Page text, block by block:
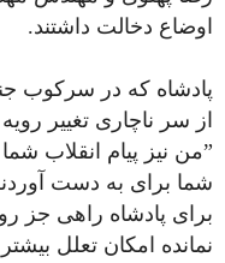
اوضاع دخالت داشتند.
پادشاه که در سرکوب
از سر ناچاری تغییر
”من نیز پیام انقلاب
شما برای به دست
برای پادشاه راهی جز
نمانده امکان تعلل